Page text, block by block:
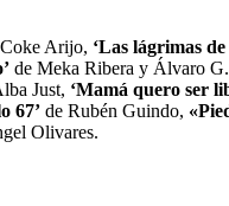
Arijo, ‘Las lágrimas de
de Meka Ribera y Álvaro G.
Just, ‘Mamá quero ser
67’ de Rubén Guindo,
Olivares.